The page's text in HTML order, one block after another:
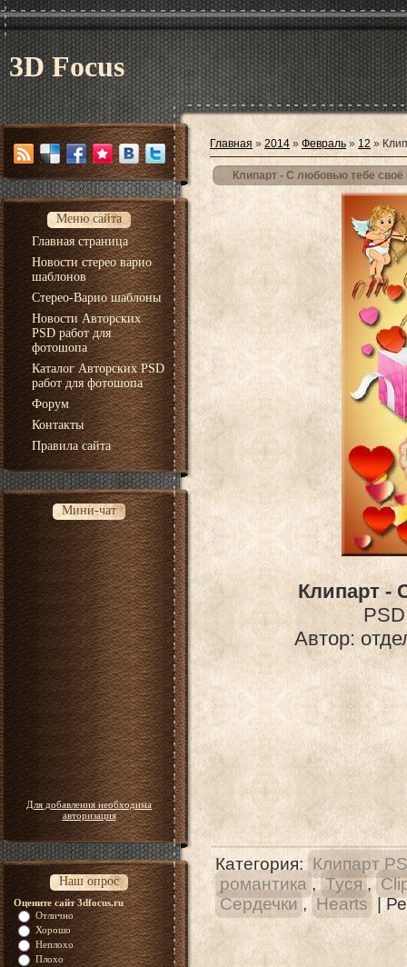
3D Focus
Меню сайта
Главная страница
Новости стерео варио
шаблонов
Стерео-Варио шаблоны
Новости Авторских
PSD работ для
фотошопа
Каталог Авторских PSD
работ для фотошопа
Форум
Контакты
Правила сайта
Мини-чат
Для добавления необходима
авторизация
Наш опрос
Оцените сайт 3dfocus.ru
Отлично
Хорошо
Неплохо
Плохо
Главная » 2014 » Февраль » 12 »
Клипарт - С любовью тебе
Клипарт -
Автор:
Категория: Клипарт
романтика , Туся ,
Сердечки , Hearts |